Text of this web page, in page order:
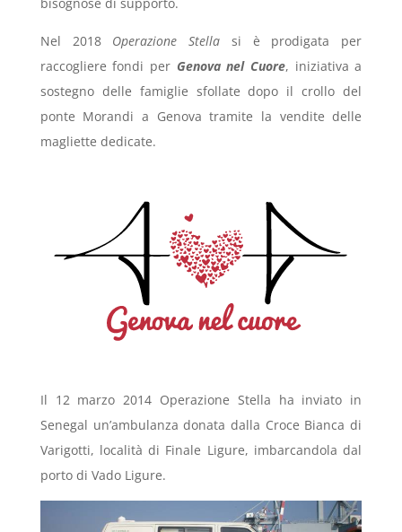
Nel 2018 Operazione Stella si è prodigata per
raccogliere fondi per Genova nel Cuore, iniziativa a
sostegno delle famiglie sfollate dopo il crollo del
ponte Morandi a Genova tramite la vendite delle
magliette dedicate.
Il 12 marzo 2014 Operazione Stella ha inviato in
Senegal un’ambulanza donata dalla Croce Bianca di
Varigotti, località di Finale Ligure, imbarcandola dal
porto di Vado Ligure.